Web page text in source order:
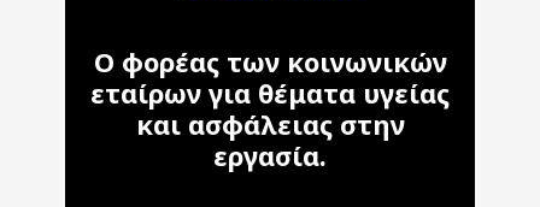
Ο φορέας των κοινωνικών
εταίρων για θέματα υγείας
και ασφάλειας στην
εργασία.